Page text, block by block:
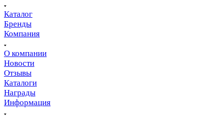
Каталог
Бренды
Компания
О компании
Новости
Отзывы
Каталоги
Награды
Информация